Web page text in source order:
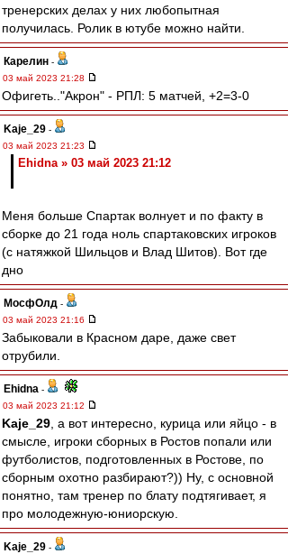
тренерских делах у них любопытная
получилась. Ролик в ютубе можно найти.
Карелин -
03 май 2023 21:28
Офигеть.."Акрон" - РПЛ: 5 матчей, +2=3-0
Kaje_29 -
03 май 2023 21:23
Ehidna » 03 май 2023 21:12
Меня больше Спартак волнует и по факту в
сборке до 21 года ноль спартаковских игроков
(с натяжкой Шильцов и Влад Шитов). Вот где
дно
МосфОлд -
03 май 2023 21:16
Забыковали в Красном даре, даже свет
отрубили.
Ehidna -
03 май 2023 21:12
Kaje_29 , а вот интересно, курица или яйцо - в
смысле, игроки сборных в Ростов попали или
футболистов, подготовленных в Ростове, по
сборным охотно разбирают?)) Ну, с основной
понятно, там тренер по блату подтягивает, я
про молодежную-юниорскую.
Kaje_29 -